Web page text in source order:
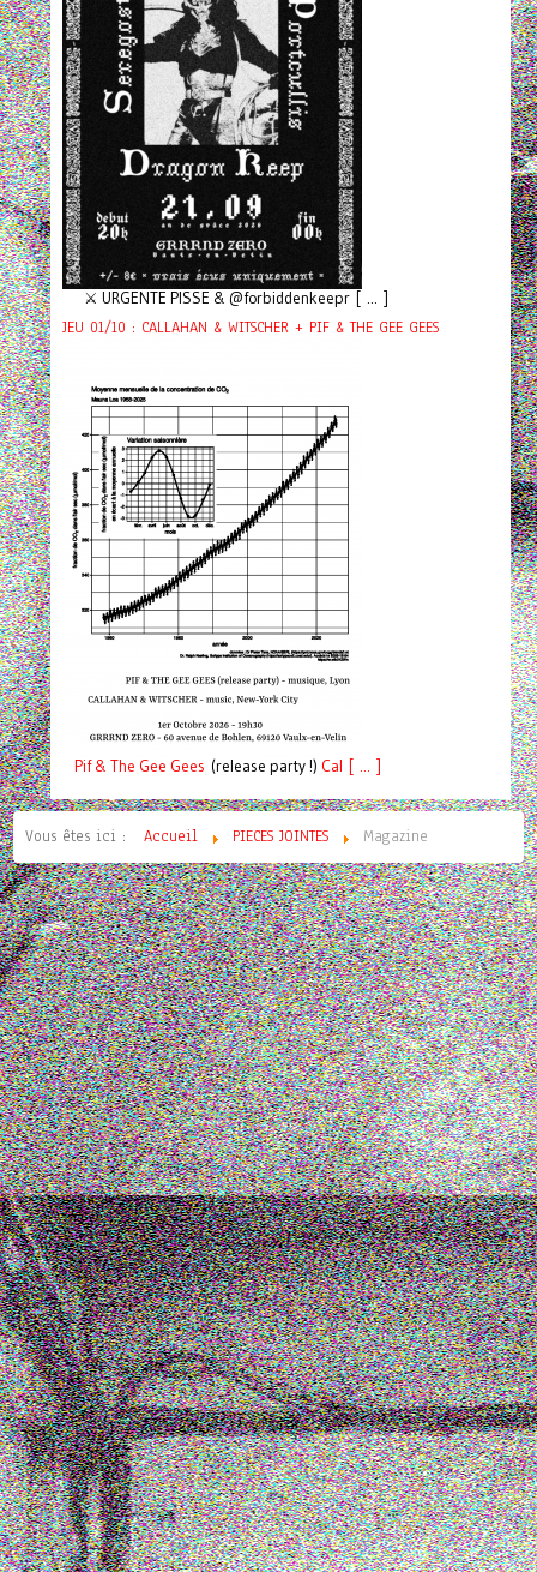
⚔️ URGENTE PISSE & @forbiddenkeepr [ ... ]
JEU 01/10 : CALLAHAN & WITSCHER + PIF & THE GEE GEES
Pif& The Gee Gees (release party !) Cal [ ... ]
Vous êtes ici : Accueil PIECES JOINTES Magazine